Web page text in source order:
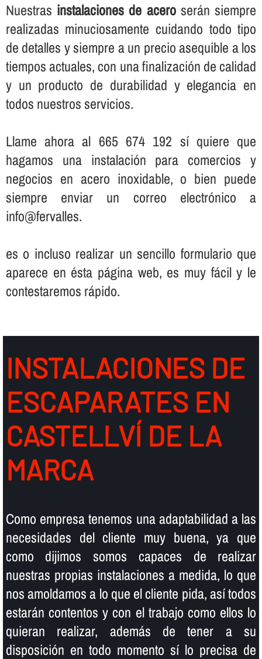
Nuestras instalaciones de aceroserán siempre
realizadas minuciosamente cuidando todo tipo
de detalles y siempre a un precio asequible a los
tiempos actuales, con una finalización de calidad
y un producto de durabilidad y elegancia en
todos nuestros servicios.
Llame ahora al 665 674 192 sí­ quiere que
hagamos una instalación para comercios y
negocios en acero inoxidable, o bien puede
siempre enviar un correo electrónico a
info@fervalles.
es o incluso realizar un sencillo formulario que
aparece en ésta página web, es muy fácil y le
contestaremos rápido.
INSTALACIONES DE
ESCAPARATES EN
CASTELLVÍ DE LA
MARCA
Como empresa tenemos una adaptabilidad a las
necesidades del cliente muy buena, ya que
como dijimos somos capaces de realizar
nuestras propias instalaciones a medida, lo que
nos amoldamos a lo que el cliente pida, así­ todos
estarán contentos y con el trabajo como ellos lo
quieran realizar, además de tener a su
disposición en todo momento sí­ lo precisa de